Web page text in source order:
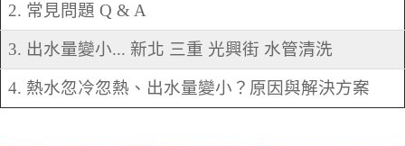
2. 常見問題 Q & A
3. 出水量變小... 新北 三重 光興街 水管清洗
4. 熱水忽冷忽熱、出水量變小？原因與解決方案